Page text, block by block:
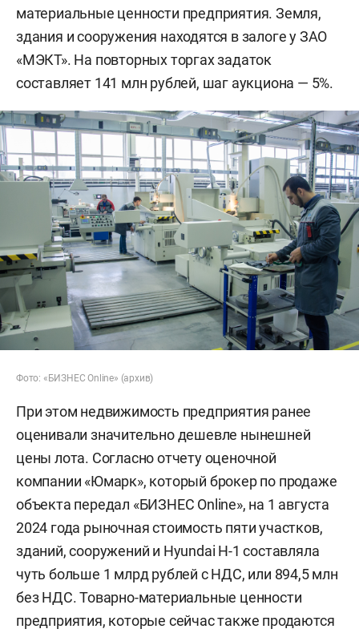
материальные ценности предприятия. Земля,
здания и сооружения находятся в залоге у ЗАО
«МЭКТ». На повторных торгах задаток
составляет 141 млн рублей, шаг аукциона — 5%.
Фото: «БИЗНЕС Online» (архив)
При этом недвижимость предприятия ранее
оценивали значительно дешевле нынешней
цены лота. Согласно отчету оценочной
компании «Юмарк», который брокер по продаже
объекта передал «БИЗНЕС Online», на 1 августа
2024 года рыночная стоимость пяти участков,
зданий, сооружений и Hyundai H-1 составляла
чуть больше 1 млрд рублей с НДС, или 894,5 млн
без НДС. Товарно-материальные ценности
предприятия, которые сейчас также продаются